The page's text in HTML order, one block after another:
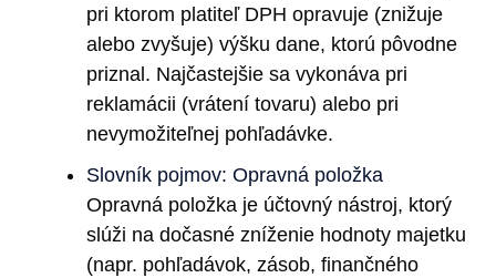
pri ktorom platiteľ DPH opravuje (znižuje
alebo zvyšuje) výšku dane, ktorú pôvodne
priznal. Najčastejšie sa vykonáva pri
reklamácii (vrátení tovaru) alebo pri
nevymožiteľnej pohľadávke.
Slovník pojmov: Opravná položka
Opravná položka je účtovný nástroj, ktorý
slúži na dočasné zníženie hodnoty majetku
(napr. pohľadávok, zásob, finančného